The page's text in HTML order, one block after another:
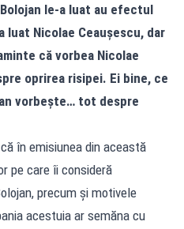
le-a luat au efectul
luat Nicolae Ceaușescu, dar
că vorbea Nicolae
oprirea risipei. Ei bine, ce
vorbește… tot despre
în emisiunea din această
pe care îi consideră
precum și motivele
acestuia ar semăna cu